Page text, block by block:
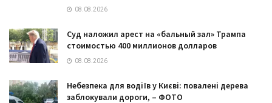
08.08.2026
Суд наложил арест на «бальный зал» Трампа
стоимостью 400 миллионов долларов
08.08.2026
Небезпека для водіїв у Києві: повалені дерева
заблокували дороги, – ФОТО